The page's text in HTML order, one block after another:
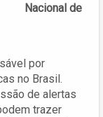
Nacional de
por
no Brasil.
de alertas
trazer